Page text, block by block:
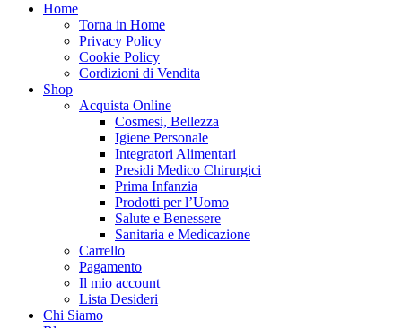
Home
Torna in Home
Privacy Policy
Cookie Policy
Cordizioni di Vendita
Shop
Acquista Online
Cosmesi, Bellezza
Igiene Personale
Integratori Alimentari
Presidi Medico Chirurgici
Prima Infanzia
Prodotti per l’Uomo
Salute e Benessere
Sanitaria e Medicazione
Carrello
Pagamento
Il mio account
Lista Desideri
Chi Siamo